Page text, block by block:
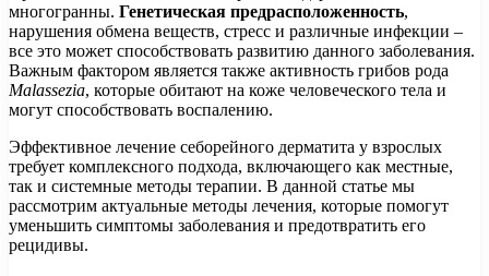
многогранны. Генетическая предрасположенность,
нарушения обмена веществ, стресс и различные инфекции –
все это может способствовать развитию данного заболевания.
Важным фактором является также активность грибов рода
Malassezia, которые обитают на коже человеческого тела и
могут способствовать воспалению.
Эффективное лечение себорейного дерматита у взрослых
требует комплексного подхода, включающего как местные,
так и системные методы терапии. В данной статье мы
рассмотрим актуальные методы лечения, которые помогут
уменьшить симптомы заболевания и предотвратить его
рецидивы.